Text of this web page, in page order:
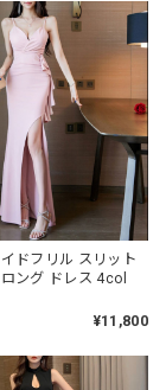
ドフリル スリット
ロング ドレス 4col
¥11,800